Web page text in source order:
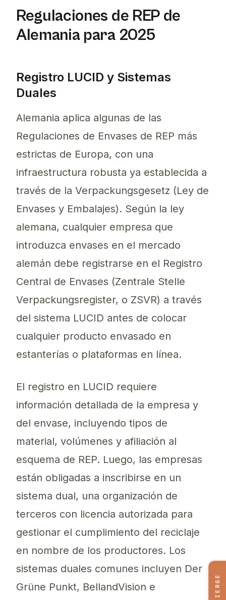
Regulaciones de REP de
Alemania para 2025
Registro LUCID y Sistemas
Duales
Alemania aplica algunas de las
Regulaciones de Envases de REP más
estrictas de Europa, con una
infraestructura robusta ya establecida a
través de la Verpackungsgesetz (Ley de
Envases y Embalajes). Según la ley
alemana, cualquier empresa que
introduzca envases en el mercado
alemán debe registrarse en el Registro
Central de Envases (Zentrale Stelle
Verpackungsregister, o ZSVR) a través
del sistema LUCID antes de colocar
cualquier producto envasado en
estanterías o plataformas en línea.
El registro en LUCID requiere
información detallada de la empresa y
del envase, incluyendo tipos de
material, volúmenes y afiliación al
esquema de REP. Luego, las empresas
están obligadas a inscribirse en un
sistema dual, una organización de
terceros con licencia autorizada para
gestionar el cumplimiento del reciclaje
en nombre de los productores. Los
sistemas duales comunes incluyen Der
Grüne Punkt, BellandVision e